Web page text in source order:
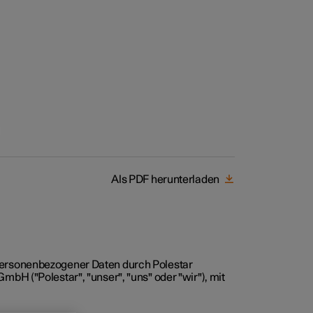
und Flotte
abonnieren
Als PDF herunterladen
Daten durch Polestar
("Polestar", "unser", "uns" oder "wir"), mit